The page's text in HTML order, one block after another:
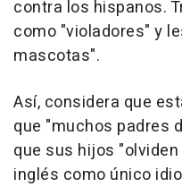
contra los hispanos.
como "violadores" y
mascotas".
Así, considera que
que "muchos padres
que sus hijos
inglés como único